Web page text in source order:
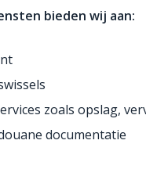
bieden wij aan:
zoals opslag,
documentatie